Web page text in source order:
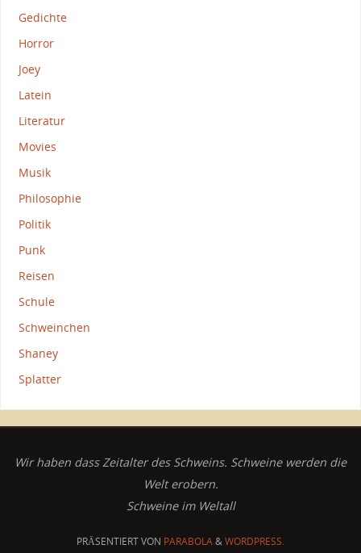
Gedichte
Horror
Joey
Latein
Literatur
Movies
Musik
Philosophie
Politik
Punk
Reisen
Schule
Schweinchen
Shaney
Splatter
Wir haben dass Zeitalter des Schweins. Schweine werden die
Welt erobern.
Schweine im Weltall
PRÄSENTIERT VON PARABOLA&WORDPRESS.